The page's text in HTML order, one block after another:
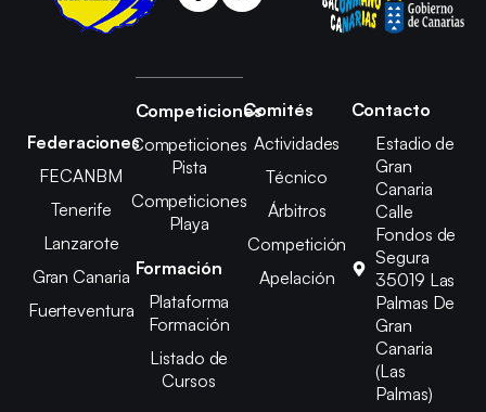
Federaciones
FECANBM
Tenerife
Lanzarote
Gran Canaria
Fuerteventura
Competiciones
Competiciones
Pista
Competiciones
Playa
Formación
Plataforma
Formación
Listado de
Cursos
Comités
Actividades
Técnico
Árbitros
Competición
Apelación
Contacto
Estadio de
Gran
Canaria
Calle
Fondos de
Segura
35019 Las
Palmas De
Gran
Canaria
(Las
Palmas)